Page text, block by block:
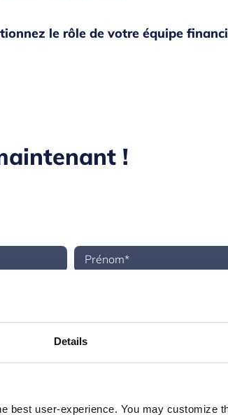
Details
best user-experience. You may customize
le rôle de votre équipe
!